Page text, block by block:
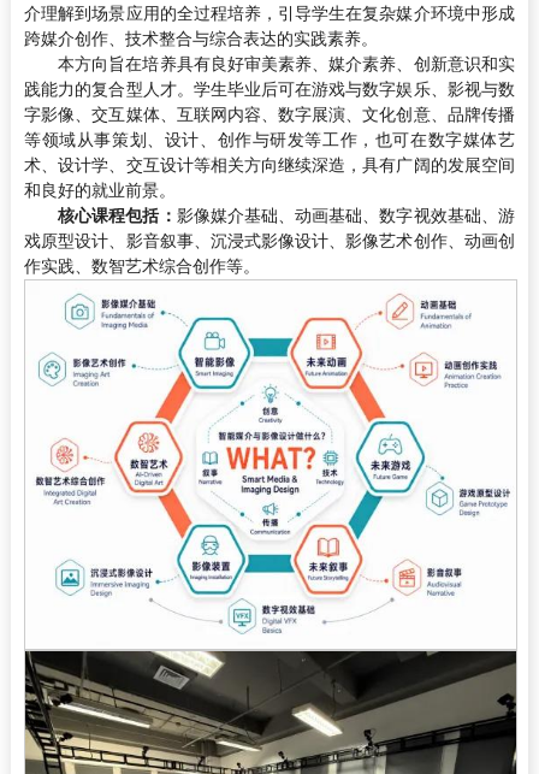
介理解到场景应用的全过程培养，引导学生在复杂媒介环境中形成
跨媒介创作、技术整合与综合表达的实践素养。
本方向旨在培养具有良好审美素养、媒介素养、创新意识和实
践能力的复合型人才。学生毕业后可在游戏与数字娱乐、影视与数
字影像、交互媒体、互联网内容、数字展演、文化创意、品牌传播
等领域从事策划、设计、创作与研发等工作，也可在数字媒体艺
术、设计学、交互设计等相关方向继续深造，具有广阔的发展空间
和良好的就业前景。
核心课程包括： 影像媒介基础、动画基础、数字视效基础、游
戏原型设计、影音叙事、沉浸式影像设计、影像艺术创作、动画创
作实践、数智艺术综合创作等。